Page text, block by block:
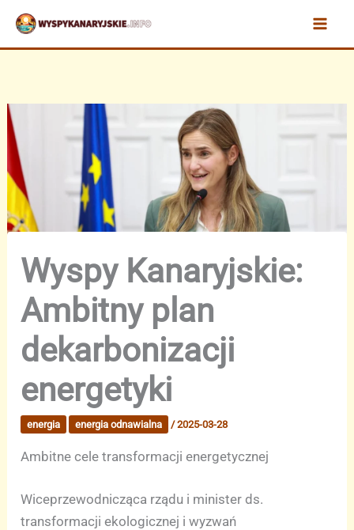
Przejdź
treści
Wyspy Kanaryjskie:
Ambitny plan
dekarbonizacji
energetyki
energia energia odnawialna /2025-03-28
Ambitne cele transformacji energetycznej
Wiceprzewodnicząca rządu i minister ds.
transformacji ekologicznej i wyzwań